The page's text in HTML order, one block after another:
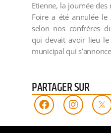
Etienne, la journée
Foire a été annulée
selon nos confrères
qui devait avoir lieu le
municipal qui
PARTAGER SUR